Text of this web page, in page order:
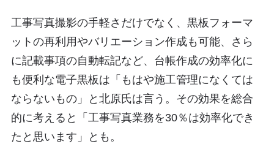
工事写真撮影の手軽さだけでなく、黒板フォーマ
ットの再利用やバリエーション作成も可能、さら
に記載事項の自動転記など、台帳作成の効率化に
も便利な電子黒板は「もはや施工管理になくては
ならないもの」と北原氏は言う。その効果を総合
的に考えると「工事写真業務を30％は効率化でき
たと思います」とも。